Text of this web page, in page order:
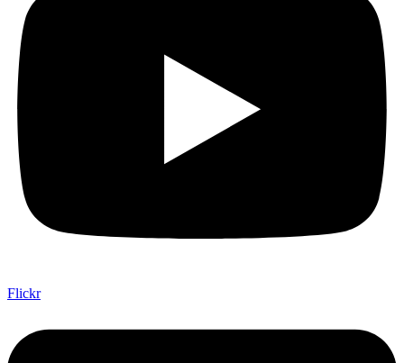
Flickr